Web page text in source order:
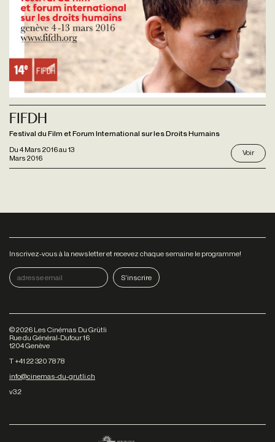
Du 4 Mars 2016au 13
Mars 2016
Fifdh
Festival du Film et Forum International sur les Droits Humains
Voir
Inscrivez-vous à la newsletter et recevez chaque semaine le programme!
©2026 Les Cinémas Du Grütli
Rue du Général-Dufour 16
1204 Genève
T +41 22 320 78 78
info@cinemas-du-grutli.ch
v3.2